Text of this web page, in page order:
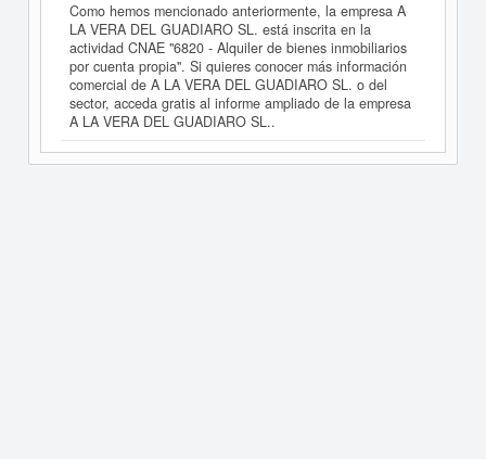
Como hemos mencionado anteriormente, la empresa A
LA VERA DEL GUADIARO SL. está inscrita en la
actividad CNAE "6820 - Alquiler de bienes inmobiliarios
por cuenta propia". Si quieres conocer más información
comercial de A LA VERA DEL GUADIARO SL. o del
sector, acceda gratis al informe ampliado de la empresa
A LA VERA DEL GUADIARO SL..